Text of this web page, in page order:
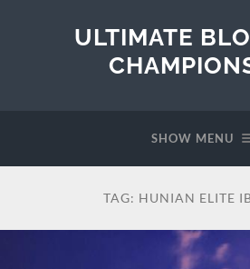
ULTIMATE
SHOW MENU
TAG: HUNIAN ELITE